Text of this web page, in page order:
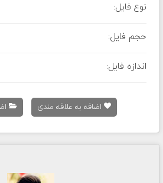
نوع فایل:
حجم فایل:
اندازه فایل:
اضافه به علاقه مندی